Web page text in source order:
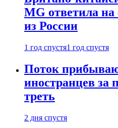
MG ответила на
из России
1 год спустя1 год спустя
Поток
иностранцев за
треть
2 дня спустя